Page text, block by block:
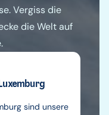
Vergiss die
die Welt auf
sind unsere